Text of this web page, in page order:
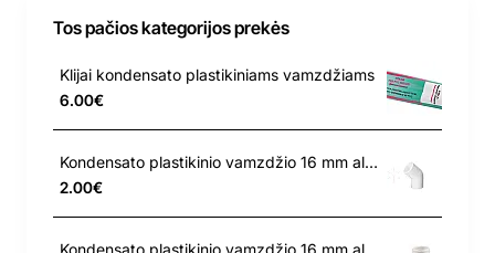
Tos pačios kategorijos prekės
Klijai kondensato plastikiniams vamzdžiams
6.00€
Kondensato plastikinio vamzdžio 16 mm alkūnė 105
2.00€